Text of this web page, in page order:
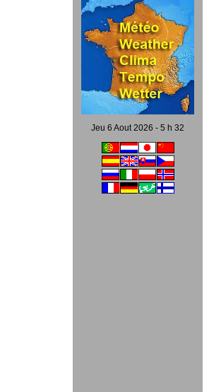
Jeu 6 Aout 2026 - 5 h 32